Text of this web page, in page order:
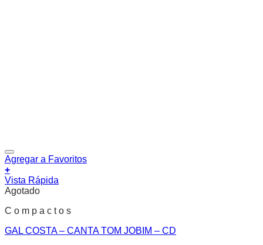
Agregar a Favoritos
+
Vista Rápida
Agotado
C o m p a c t o s
GAL COSTA – CANTA TOM JOBIM – CD